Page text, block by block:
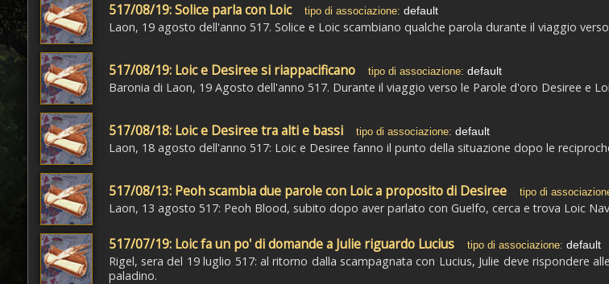
517/08/19: Solice parla con Loic tipo di associazione: default
Laon, 19 agosto dell'anno 517. Solice e Loic scambiano qualche parola durante il viaggio
517/08/19: Loic e Desiree si riappacificano tipo di associazione: default
Baronia di Laon, 19 Agosto dell'anno 517. Durante il viaggio verso le Parole d'oro Desiree e
517/08/18: Loic e Desiree tra alti e bassi tipo di associazione: default
Laon, 18 agosto dell'anno 517: Loic e Desiree fanno il punto della situazione dopo le
517/08/13: Peoh scambia due parole con Loic a proposito di Desiree tipo di
Laon, 13 agosto 517: Peoh Blood, subito dopo aver parlato con Guelfo, cerca e trova Loic
517/07/19: Loic fa un po' di domande a Julie riguardo Lucius tipo di associazione: default
Rigel, sera del 19 luglio 517: al ritorno dalla scampagnata con Lucius, Julie deve rispondere
paladino.